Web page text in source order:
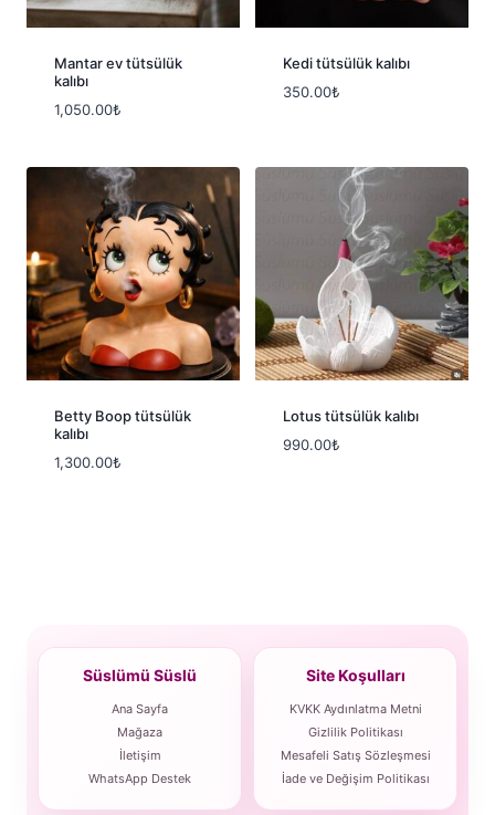
Mantar ev tütsülük
kalıbı
1,050.00₺
Kedi tütsülük kalıbı
350.00₺
Betty Boop tütsülük
kalıbı
1,300.00₺
Lotus tütsülük kalıbı
990.00₺
Süslümü Süslü
Ana Sayfa
Mağaza
İletişim
WhatsApp Destek
Site Koşulları
KVKK Aydınlatma Metni
Gizlilik Politikası
Mesafeli Satış Sözleşmesi
İade ve Değişim Politikası